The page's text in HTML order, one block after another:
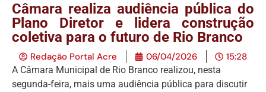
Câmara realiza audiência pública do
Plano Diretor e lidera construção
coletiva para o futuro de Rio Branco
Redação Portal Acre 06/04/2026 15:28
A Câmara Municipal de Rio Branco realizou, nesta
segunda-feira, mais uma audiência pública para discutir